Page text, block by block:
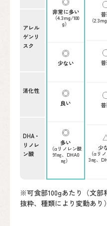
アレル
ゲンリ
スク
消化性
DHA・
リノレ
ン酸
非常に多い
（4.3mg/100
g）
少ない
良い
多い
（αリノレン酸
91㎎、DHA0
㎎）
（
少
（αリ
3㎎、
※可食部100gあたり（文部
抜粋、種類により変動あり）